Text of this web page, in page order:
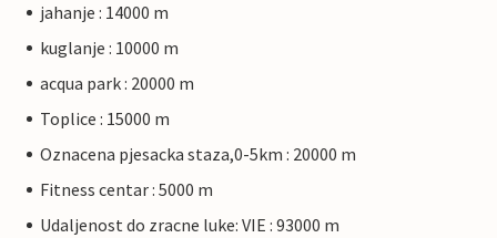
jahanje : 14000 m
kuglanje : 10000 m
acqua park : 20000 m
Toplice : 15000 m
Oznacena pjesacka staza,0-5km : 20000 m
Fitness centar : 5000 m
Udaljenost do zracne luke: VIE : 93000 m